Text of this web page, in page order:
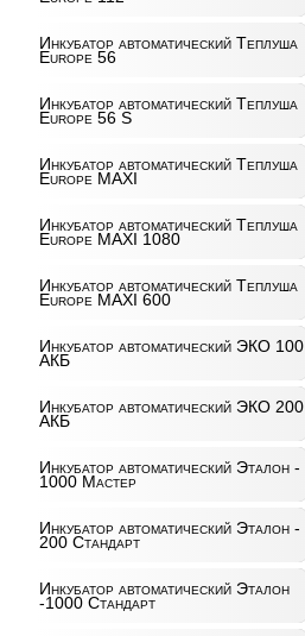
Инкубатор автоматический Теплуша
Europe 56
Инкубатор автоматический Теплуша
Europe 56 S
Инкубатор автоматический Теплуша
Europe MAXI
Инкубатор автоматический Теплуша
Europe MAXI 1080
Инкубатор автоматический Теплуша
Europe MAXI 600
Инкубатор автоматический ЭКО 100
АКБ
Инкубатор автоматический ЭКО 200
АКБ
Инкубатор автоматический Эталон -
1000 Мастер
Инкубатор автоматический Эталон -
200 Стандарт
Инкубатор автоматический Эталон
-1000 Стандарт